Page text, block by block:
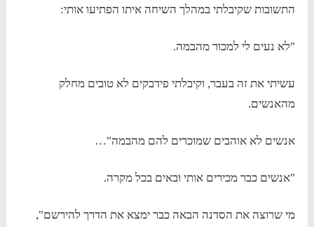
התשובות שקיבלתי במהלך השיחה איתו הפתיעו אותי:
"לא נעים לי למכור מהבמה.
עשיתי את זה בעבר, וקיבלתי פידבקים לא טובים מחלק
מהאנשים.
אנשים לא אוהבים שמוכרים להם מהבמה"…
"אנשים כבר מכירים אותי ובאים בכל מקרה.
מי שרוצה את הסדנה הבאה כבר ימצא את הדרך להירשם",